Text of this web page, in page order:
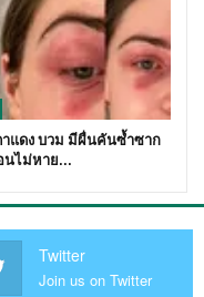
าแดง บวม มีผื่นคันซ้ำซาก
นไม่หาย…
Twitter
Join us on Twitter